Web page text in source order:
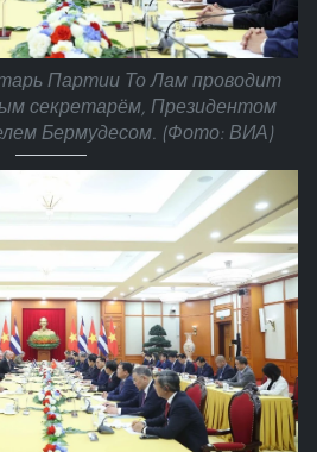
Партии То Лам проводит
секретарём, Президентом
Бермудесом. (Фото: ВИА)